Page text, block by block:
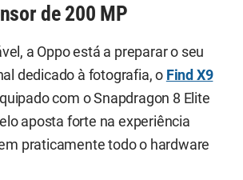
de 200 MP
a Oppo está a preparar o seu
dedicado à fotografia, o Find X9
com o Snapdragon 8 Elite
aposta forte na experiência
praticamente todo o hardware